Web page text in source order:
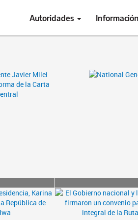
Autoridades Información